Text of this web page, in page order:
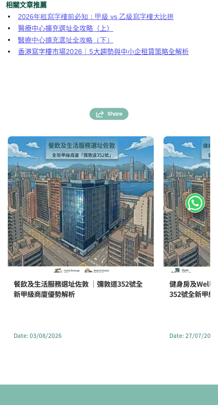
相關文章推薦
• 2026年租寫字樓前必知：甲級 vs 乙級寫字樓大比拼
• 醫療中心擴充選址全攻略（上）
• 醫療中心擴充選址全攻略（下）
•
香港寫字樓市場2026 5大趨勢與中小企租賃策略全解析
餐飲及生活服務選址佐敦 ｜彌敦道352號全
新甲級商廈優勢解析
Date:03/08/2026
健身房及
352號全新甲級
Date:27/07/2026